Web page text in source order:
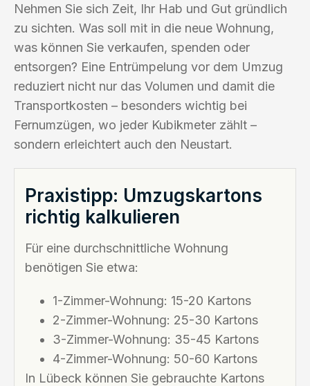
Nehmen Sie sich Zeit, Ihr Hab und Gut gründlich
zu sichten. Was soll mit in die neue Wohnung,
was können Sie verkaufen, spenden oder
entsorgen? Eine Entrümpelung vor dem Umzug
reduziert nicht nur das Volumen und damit die
Transportkosten – besonders wichtig bei
Fernumzügen, wo jeder Kubikmeter zählt –
sondern erleichtert auch den Neustart.
Praxistipp: Umzugskartons
richtig kalkulieren
Für eine durchschnittliche Wohnung
benötigen Sie etwa:
1-Zimmer-Wohnung: 15-20 Kartons
2-Zimmer-Wohnung: 25-30 Kartons
3-Zimmer-Wohnung: 35-45 Kartons
4-Zimmer-Wohnung: 50-60 Kartons
In Lübeck können Sie gebrauchte Kartons